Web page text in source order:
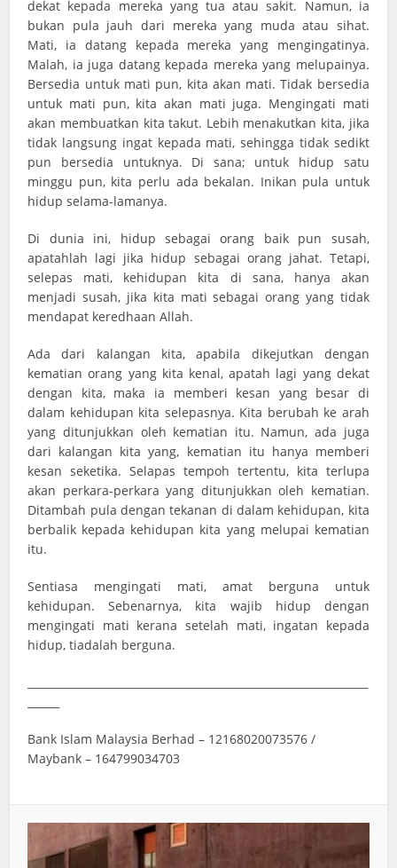
dekat kepada mereka yang tua atau sakit. Namun, ia
bukan pula jauh dari mereka yang muda atau sihat.
Mati, ia datang kepada mereka yang mengingatinya.
Malah, ia juga datang kepada mereka yang melupainya.
Bersedia untuk mati pun, kita akan mati. Tidak bersedia
untuk mati pun, kita akan mati juga. Mengingati mati
akan membuatkan kita takut. Lebih menakutkan kita, jika
tidak langsung ingat kepada mati, sehingga tidak sedikt
pun bersedia untuknya. Di sana; untuk hidup satu
minggu pun, kita perlu ada bekalan. Inikan pula untuk
hidup selama-lamanya.
Di dunia ini, hidup sebagai orang baik pun susah,
apatahlah lagi jika hidup sebagai orang jahat. Tetapi,
selepas mati, kehidupan kita di sana, hanya akan
menjadi susah, jika kita mati sebagai orang yang tidak
mendapat keredhaan Allah.
Ada dari kalangan kita, apabila dikejutkan dengan
kematian orang yang kita kenal, apatah lagi yang dekat
dengan kita, maka ia memberi kesan yang besar di
dalam kehidupan kita selepasnya. Kita berubah ke arah
yang ditunjukkan oleh kematian itu. Namun, ada juga
dari kalangan kita yang, kematian itu hanya memberi
kesan seketika. Selapas tempoh tertentu, kita terlupa
akan perkara-perkara yang ditunjukkan oleh kematian.
Ditambah pula dengan tekanan di dalam kehidupan, kita
berbalik kepada kehidupan kita yang melupai kematian
itu.
Sentiasa mengingati mati, amat berguna untuk
kehidupan. Sebenarnya, kita wajib hidup dengan
mengingati mati kerana setelah mati, ingatan kepada
hidup, tiadalah berguna.
Bank Islam Malaysia Berhad – 12168020073576 /
Maybank – 164799034703